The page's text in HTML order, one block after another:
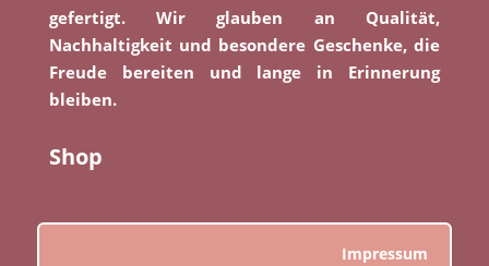
gefertigt. Wir glauben an Qualität,
Nachhaltigkeit und besondere Geschenke, die
Freude bereiten und lange in Erinnerung
bleiben.
Shop
Impressum